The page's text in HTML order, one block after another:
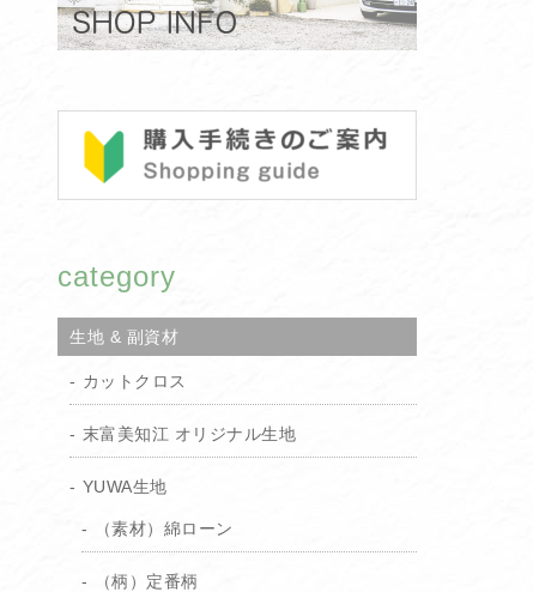
category
生地 & 副資材
カットクロス
末富美知江 オリジナル生地
YUWA生地
（素材）綿ローン
（柄）定番柄